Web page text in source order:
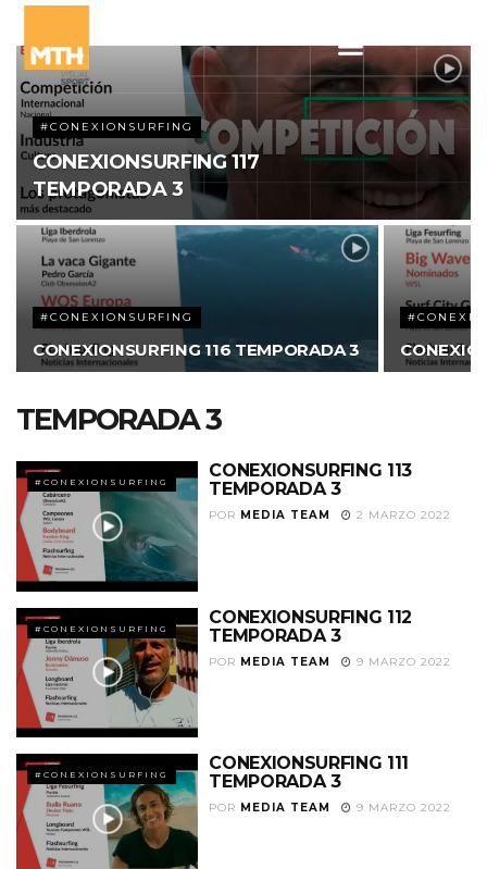
#CONEXIONSURFING
CONEXIONSURFING 117
TEMPORADA 3
#CONEXIONSURFING
CONEXIONSURFING 116 TEMPORADA 3
TEMPORADA 3
#CONEXIONSURFING
CONEXIONSURFING 113
TEMPORADA 3
POR MEDIA TEAM 2 MARZO 2022
#CONEXIONSURFING
CONEXIONSURFING 112
TEMPORADA 3
POR MEDIA TEAM 9 MARZO 2022
#CONEXIONSURFING
CONEXIONSURFING 111
TEMPORADA 3
POR MEDIA TEAM 9 MARZO 2022